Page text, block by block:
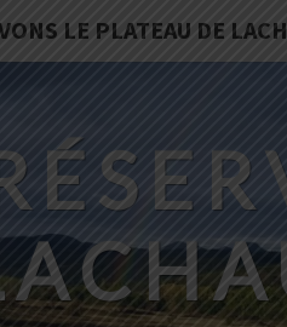
LE PLATEAU DE